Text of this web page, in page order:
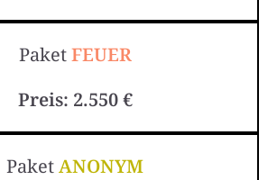
PaketFEUER
Preis: 2.550 €
PaketANONYM